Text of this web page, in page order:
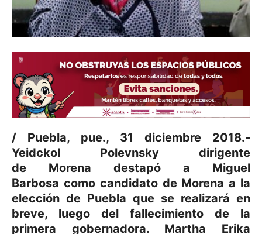
/ Puebla, pue., 31 diciembre 2018.-
Yeidckol Polevnsky dirigente
de Morena destapó a Miguel
Barbosa como candidato de Morena a la
elección de Puebla que se realizará en
breve, luego del fallecimiento de la
primera gobernadora. Martha Erika